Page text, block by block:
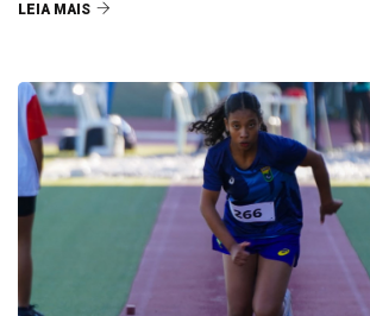
LEIA MAIS